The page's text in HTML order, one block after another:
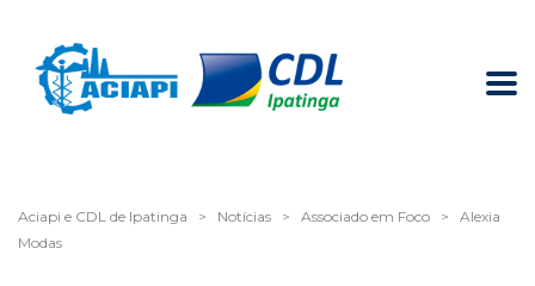
Aciapi e CDL de Ipatinga > Notícias > Associado em Foco >
Alexia
Modas